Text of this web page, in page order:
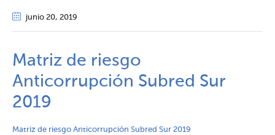
junio 20, 2019
Matriz de riesgo
Anticorrupción Subred Sur
2019
Matriz de riesgo Anticorrupción Subred Sur 2019